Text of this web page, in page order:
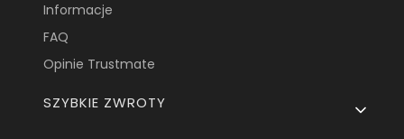
Informacje
FAQ
Opinie Trustmate
SZYBKIE ZWROTY